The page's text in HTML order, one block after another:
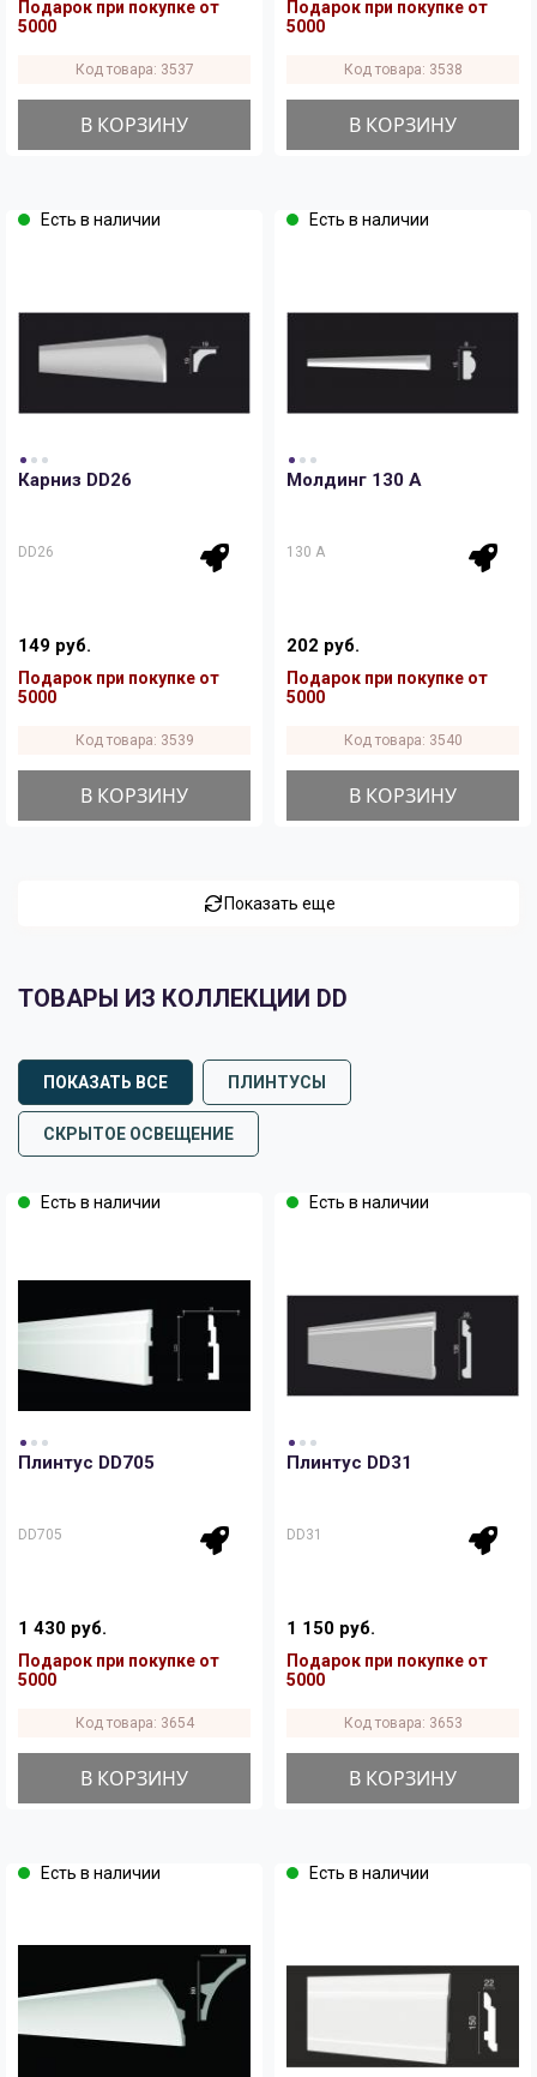
Подарок при покупке от
5000
Код товара: 3537
В КОРЗИНУ
Подарок при покупке от
5000
Код товара: 3538
В КОРЗИНУ
Есть в наличии
Карниз DD26
DD26
149 руб.
Подарок при покупке от
5000
Код товара: 3539
В КОРЗИНУ
Есть в наличии
Молдинг 130 A
130 A
202 руб.
Подарок при покупке от
5000
Код товара: 3540
В КОРЗИНУ
Показать еще
ТОВАРЫ ИЗ КОЛЛЕКЦИИ DD
ПОКАЗАТЬ ВСЕ ПЛИНТУСЫ
СКРЫТОЕ ОСВЕЩЕНИЕ
Есть в наличии
Плинтус DD705
DD705
1 430 руб.
Подарок при покупке от
5000
Код товара: 3654
В КОРЗИНУ
Есть в наличии
Плинтус DD31
DD31
1 150 руб.
Подарок при покупке от
5000
Код товара: 3653
В КОРЗИНУ
Есть в наличии Есть в наличии